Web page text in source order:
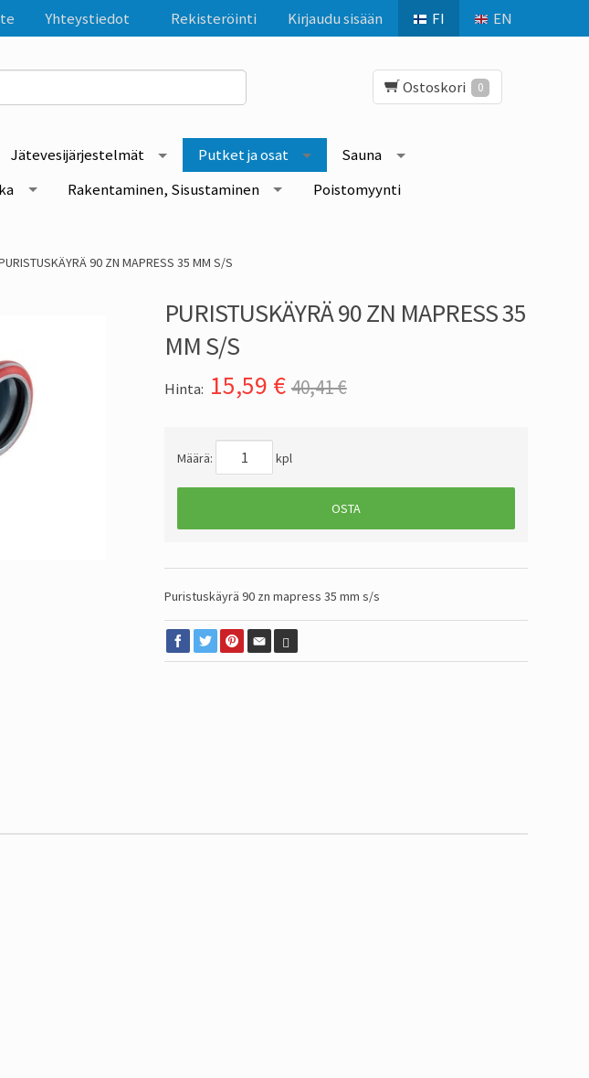
FI EN
Rekisteröinti Kirjaudu sisään
Yhteystiedot
Ostoskori 0
Jätevesijärjestelmät Putket ja osat
Sauna
Rakentaminen, Sisustaminen
Poistomyynti
90 ZN MAPRESS 35 MM S/S
PURISTUSKÄYRÄ 90 ZN MAPRESS 35
MM S/S
Hinta: 15,59 € 40,41 €
Määrä: kpl
OSTA
Puristuskäyrä 90 zn mapress 35 mm s/s